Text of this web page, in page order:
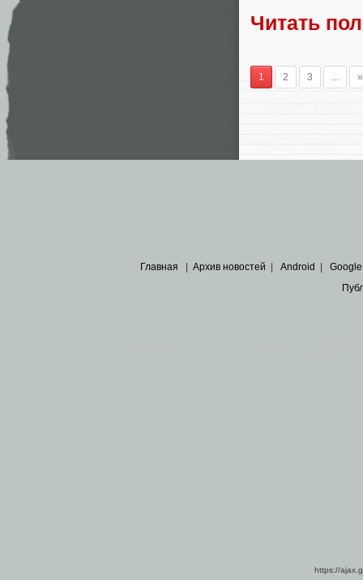
Читать
1 2 3 »
Главная | Архив новостей | Android | Google
https://